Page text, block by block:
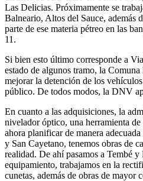
Las Delicias. Próximamente se
Balneario, Altos del Sauce, además
parte de ese materia pétreo en las
11.
Si bien esto último corresponde a
estado de algunos tramo, la Comuna
mejorar la detención de los
público. De todos modos, la DNV
En cuanto a las adquisiciones, la
nivelador óptico, una herramienta
ahora planificar de manera
y San Cayetano, tenemos obras de
realidad. De ahí pasamos a Tembé
equipamiento, trabajamos en la
cunetas, además de obras de mayor